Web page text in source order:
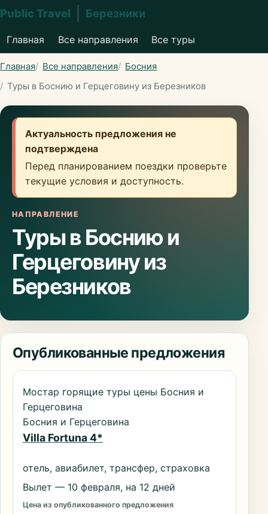
Public Travel Березники
Главная Все направления Все туры
Главная Все направления
Босния
Туры в Боснию и Герцеговину из Березников
Актуальность предложения не
подтверждена
Перед планированием поездки проверьте
текущие условия и доступность.
НАПРАВЛЕНИЕ
Туры в Боснию и
Герцеговину из
Березников
Опубликованные предложения
Мостар горящие туры цены Босния и
Герцеговина
Босния и Герцеговина
Villa Fortuna 4*
отель, авиабилет, трансфер, страховка
Вылет — 10 февраля, на 12 дней
Цена из опубликованного предложения